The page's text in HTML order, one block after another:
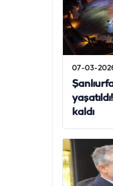
07-03-
kaldı